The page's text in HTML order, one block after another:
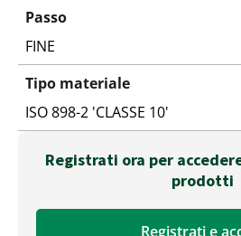
Passo
FINE
Tipo materiale
ISO 898-2 'CLASSE 10'
Registrati ora per
prodotti
Registrati e